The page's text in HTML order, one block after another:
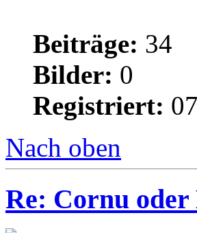
Beiträge: 34
Bilder: 0
Registriert:
Nach oben
Re: Cornu oder